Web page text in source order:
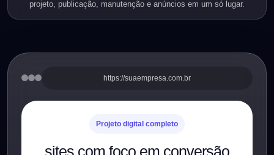
projeto, publicação, manutenção e anúncios em um só lugar.
https://suaempresa.com.br
Projeto digital completo
sites com foco em conversão